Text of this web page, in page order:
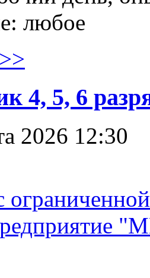
любое
4, 5, 6
2026 12:30